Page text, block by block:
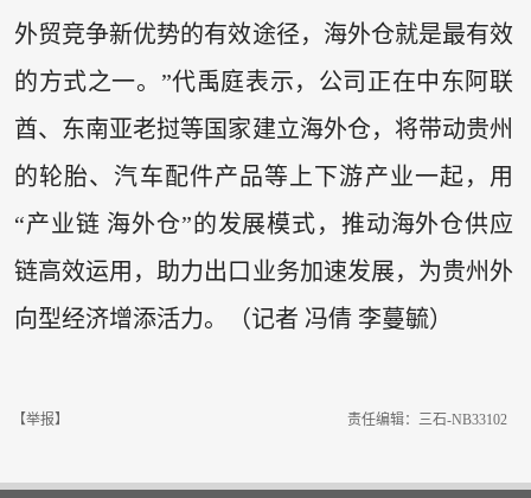
外贸竞争新优势的有效途径，海外仓就是最有效
的方式之一。”代禹庭表示，公司正在中东阿联
酋、东南亚老挝等国家建立海外仓，将带动贵州
的轮胎、汽车配件产品等上下游产业一起，用
“产业链 海外仓”的发展模式，推动海外仓供应
链高效运用，助力出口业务加速发展，为贵州外
向型经济增添活力。（记者 冯倩 李蔓毓）
【举报】 责任编辑：三石-NB33102